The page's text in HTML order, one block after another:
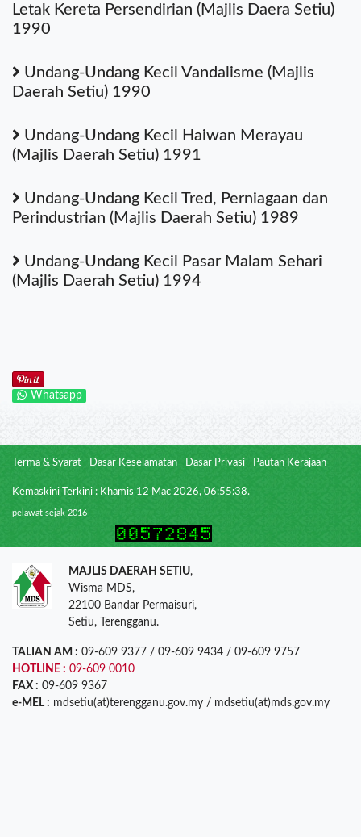
Letak Kereta Persendirian (Majlis Daera Setiu)
1990
Undang-Undang Kecil Vandalisme (Majlis
Daerah Setiu) 1990
Undang-Undang Kecil Haiwan Merayau
(Majlis Daerah Setiu) 1991
Undang-Undang Kecil Tred, Perniagaan dan
Perindustrian (Majlis Daerah Setiu) 1989
Undang-Undang Kecil Pasar Malam Sehari
(Majlis Daerah Setiu) 1994
Whatsapp
Terma & Syarat Dasar Keselamatan Dasar Privasi Pautan Kerajaan
Kemaskini Terkini : Khamis 12 Mac 2026, 06:55:38.
pelawat sejak 2016
MAJLIS DAERAH SETIU,
Wisma MDS,
22100 Bandar Permaisuri,
Setiu, Terengganu.
TALIAN AM : 09-609 9377 / 09-609 9434 / 09-609 9757
HOTLINE : 09-609 0010
FAX : 09-609 9367
e-MEL : mdsetiu(at)terengganu.gov.my / mdsetiu(at)mds.gov.my